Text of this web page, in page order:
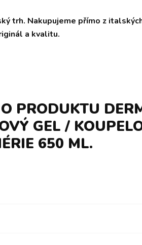
trh. Nakupujeme přímo z
a kvalitu.
PRODUKTU
GEL /
650 ML.